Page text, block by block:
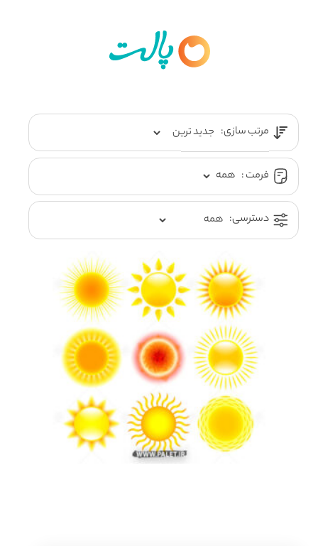
مرتب سازی:
فرمت :
دسترسی: